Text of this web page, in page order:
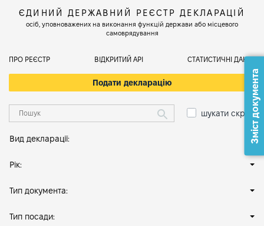
ЄДИНИЙ ДЕРЖАВНИЙ РЕЄСТР ДЕКЛАРАЦІЙ
осіб, уповноважених на виконання функцій держави або місцевого
самоврядування
ПРО РЕЄСТР ВІДКРИТИЙ АРІ СТАТИСТИЧНІ ДАНІ
Подати декларацію
шукати скрізь
Вид декларації:
Рік:
Тип документа:
Тип посади:
Зміст документа